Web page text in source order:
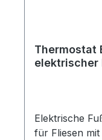
Thermostat
elektrischer
Elektrische
für Fliesen